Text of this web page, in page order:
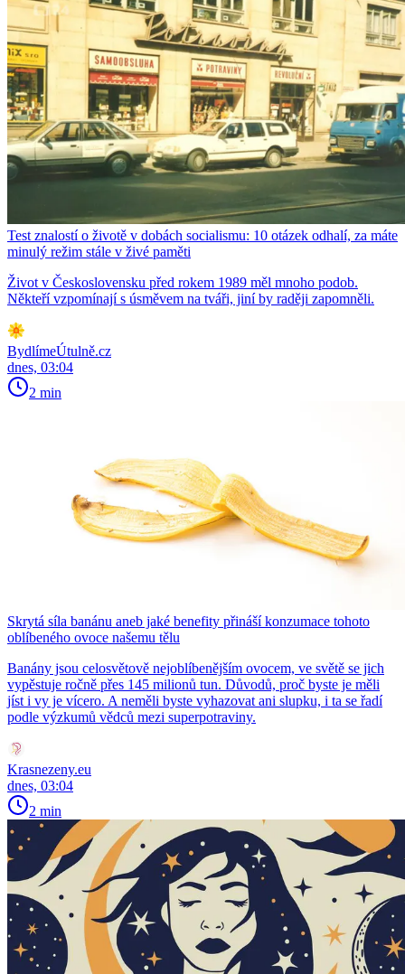
Test znalostí o životě v dobách socialismu: 10 otázek odhalí, za máte
minulý režim stále v živé paměti
Život v Československu před rokem 1989 měl mnoho podob.
Někteří vzpomínají s úsměvem na tváři, jiní by raději zapomněli.
BydlímeÚtulně.cz
dnes, 03:04
2 min
Skrytá síla banánu aneb jaké benefity přináší konzumace tohoto
oblíbeného ovoce našemu tělu
Banány jsou celosvětově nejoblíbenějším ovocem, ve světě se jich
vypěstuje ročně přes 145 milionů tun. Důvodů, proč byste je měli
jíst i vy je vícero. A neměli byste vyhazovat ani slupku, i ta se řadí
podle výzkumů vědců mezi superpotraviny.
Krasnezeny.eu
dnes, 03:04
2 min